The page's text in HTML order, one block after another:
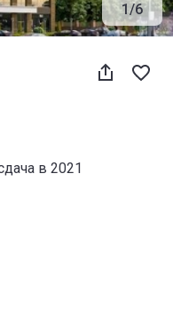
1/6
в 2021